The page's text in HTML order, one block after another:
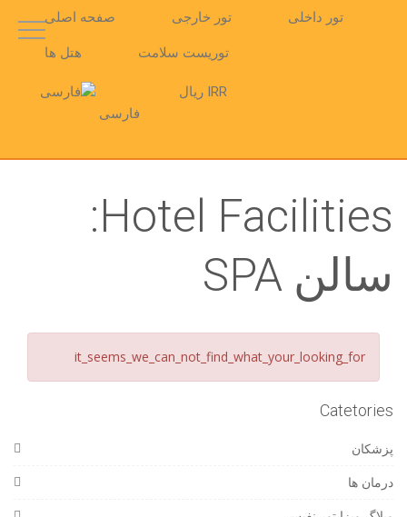
صفحه اصلی تور خارجی تور داخلی
هتل ها توریست سلامت
فارسی
IRR ریال
Hotel Facilities:
سالن SPA
it_seems_we_can_not_find_what_your_looking_for
Catetories
پزشکان
درمان ها